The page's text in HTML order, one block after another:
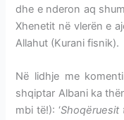
dhe e nderon aq
Xhenetit në vlerën e
Allahut (Kurani fisnik).
Në lidhje me
shqiptar Albani ka
mbi të!): ‘Shoqëruesit